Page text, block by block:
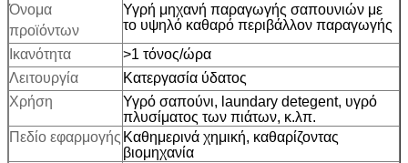
Όνομα
προϊόντων
Υγρή μηχανή παραγωγής σαπουνιών με
το υψηλό καθαρό περιβάλλον παραγωγής
Ικανότητα
>1 τόνος/ώρα
Λειτουργία
Κατεργασία ύδατος
Χρήση
Υγρό σαπούνι, laundary detegent, υγρό
πλυσίματος των πιάτων, κ.λπ.
Πεδίο εφαρμογής Καθημερινά χημική, καθαρίζοντας
βιομηχανία